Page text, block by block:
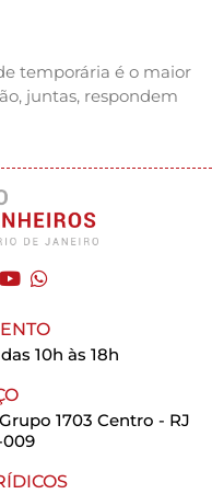
temporária é o maior
juntas, respondem
10h às 18h
1703 Centro - RJ
009